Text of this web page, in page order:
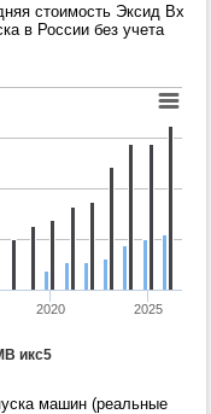
стоимость Эксид Вх
в России без учета
икс5
2020 2025
машин (реальные